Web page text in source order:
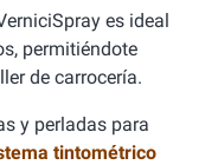
es ideal
permitiéndote
de carrocería.
y perladas para
tintométrico